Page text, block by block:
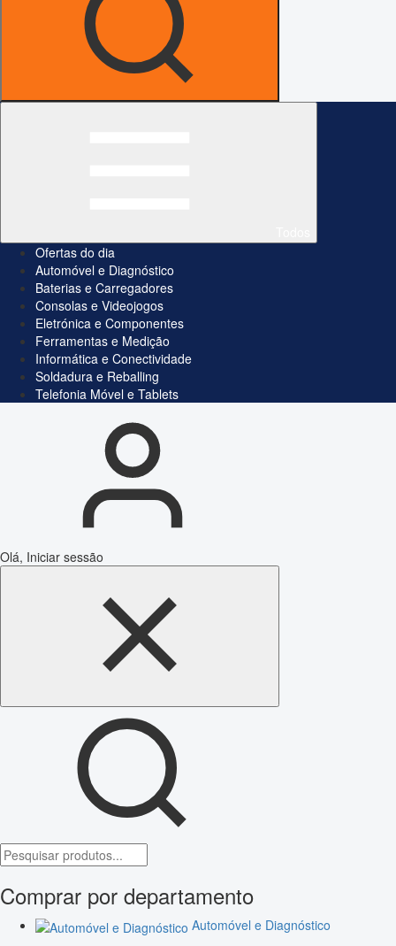
Ofertas do dia
Automóvel e Diagnóstico
Baterias e Carregadores
Consolas e Videojogos
Eletrónica e Componentes
Ferramentas e Medição
Informática e Conectividade
Soldadura e Reballing
Telefonia Móvel e Tablets
Olá, Iniciar sessão
Comprar por departamento
Automóvel e Diagnóstico